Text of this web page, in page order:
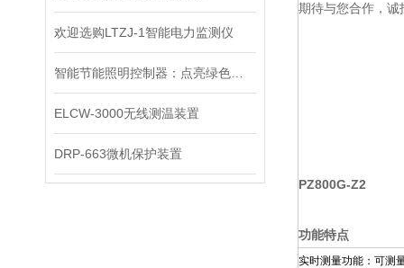
欢迎选购LTZJ-1智能电力监测仪
ELCW-3000无线测温装置
DRP-663微机保护装置
期待与您合作，
PZ800G-Z2
功能特点
实时测量功能：可测